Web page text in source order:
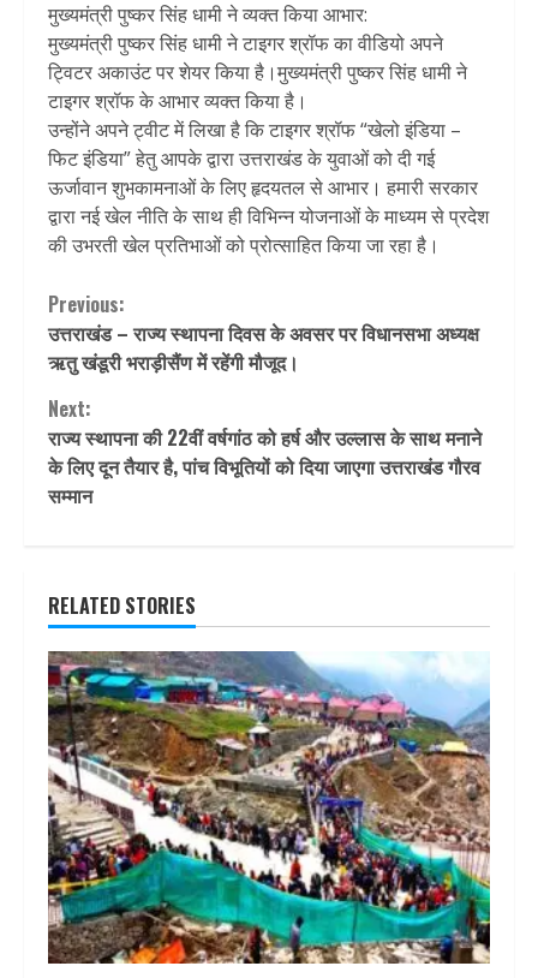
मुख्‍यमंत्री पुष्‍कर सिंह धामी ने व्‍यक्‍त किया आभार:
मुख्‍यमंत्री पुष्‍कर सिंह धामी ने टाइगर श्रॉफ का वीडियो अपने
ट्विटर अकाउंट पर शेयर किया है।मुख्‍यमंत्री पुष्‍कर सिंह धामी ने
टाइगर श्रॉफ के आभार व्‍यक्‍त किया है।
उन्‍होंने अपने ट्वीट में लिखा है कि टाइगर श्रॉफ “खेलो इंडिया –
फिट इंडिया” हेतु आपके द्वारा उत्तराखंड के युवाओं को दी गई
ऊर्जावान शुभकामनाओं के लिए हृदयतल से आभार। हमारी सरकार
द्वारा नई खेल नीति के साथ ही विभिन्न योजनाओं के माध्यम से प्रदेश
की उभरती खेल प्रतिभाओं को प्रोत्साहित किया जा रहा है।
Continue
Reading
Previous:
उत्तराखंड – राज्य स्थापना दिवस के अवसर पर विधानसभा अध्यक्ष
ऋतु खंडूरी भराड़ीसैंण में रहेंगी मौजूद।
Next:
राज्य स्थापना की 22वीं वर्षगांठ को हर्ष और उल्लास के साथ मनाने
के लिए दून तैयार है, पांच विभूतियों को दिया जाएगा उत्तराखंड गौरव
सम्मान
RELATED STORIES